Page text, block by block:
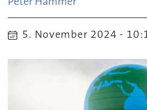
5. November 2024 -